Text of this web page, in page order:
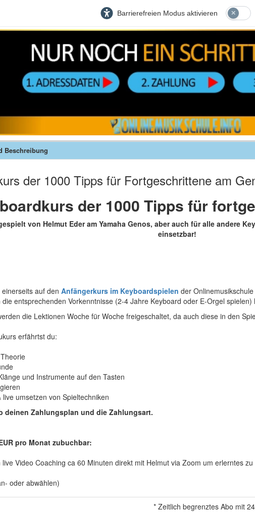
Barrierefreien Modus aktivieren
Beschreibung
der 1000 Tipps für Fortgeschrittene am
der 1000 Tipps für
von Helmut Eder am Yamaha Genos, aber auch für alle andere
einsetzbar!
auf den Anfängerkurs im Keyboardspielen der
entsprechenden Vorkenntnisse (2-4 Jahre Keyboard oder E-Orgel spielen)
die Lektionen Woche für Woche freigeschaltet, da auch diese in den
erfährtst du:
und Instrumente auf den Tasten
umsetzen von Spieltechniken
deinen Zahlungsplan und die Zahlungsart.
pro Monat zubuchbar:
Video Coaching ca 60 Minuten direkt mit Helmut via Zoom um erlerntes
oder abwählen)
* Zeitlich begrenztes Abo mit